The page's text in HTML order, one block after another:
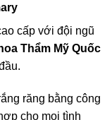
cấp với đội ngũ
Thẩm Mỹ Quốc
răng bằng công
cho mọi tình